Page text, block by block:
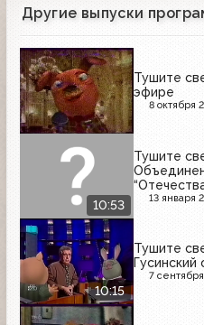
Другие выпуски
Тушите
эфире
8 октября
10:53
Тушите
13 января
10:15
Тушите
7